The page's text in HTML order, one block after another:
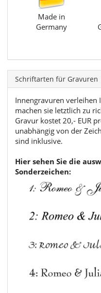
Made in
Germany
Schriftarten für Gravuren
Innengravuren verleihen
machen sie letztlich zu
Gravur kostet 20,- EUR
unabhängig von der
sind inklusive.
Hier sehen Sie die
Sonderzeichen: